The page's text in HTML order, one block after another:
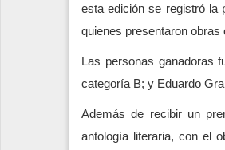
esta edición se registró la
quienes presentaron
Las personas ganadoras
categoría B; y Eduardo
Además de recibir un
antología literaria, con el